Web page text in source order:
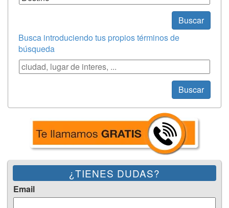
Buscar
Busca introduciendo tus propios términos de
búsqueda
Búsqueda
Buscar
¿TIENES DUDAS?
Email